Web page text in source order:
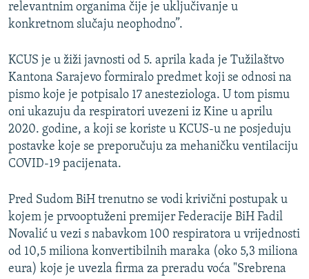
relevantnim organima čije je uključivanje u
konkretnom slučaju neophodno”.
KCUS je u žiži javnosti od 5. aprila kada je Tužilaštvo
Kantona Sarajevo formiralo predmet koji se odnosi na
pismo koje je potpisalo 17 anesteziologa. U tom pismu
oni ukazuju da respiratori uvezeni iz Kine u aprilu
2020. godine, a koji se koriste u KCUS-u ne posjeduju
postavke koje se preporučuju za mehaničku ventilaciju
COVID-19 pacijenata.
Pred Sudom BiH trenutno se vodi krivični postupak u
kojem je prvooptuženi premijer Federacije BiH Fadil
Novalić u vezi s nabavkom 100 respiratora u vrijednosti
od 10,5 miliona konvertibilnih maraka (oko 5,3 miliona
eura) koje je uvezla firma za preradu voća "Srebrena